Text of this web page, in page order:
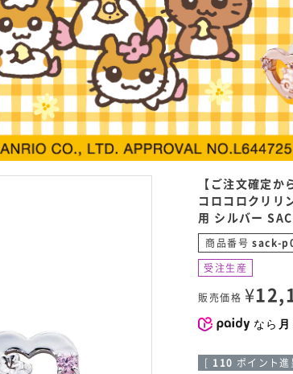
【ご注文確定か
コロコロクリリ
用 シルバー
商品番号 sack-
受注生産
販売価格 ¥
なら
[ 110 ポイント